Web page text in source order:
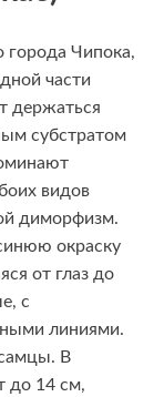
города Чипока,
части
держаться
субстратом
видов
диморфизм.
окраску
от глаз до
с
линиями.
В
до 14 см,